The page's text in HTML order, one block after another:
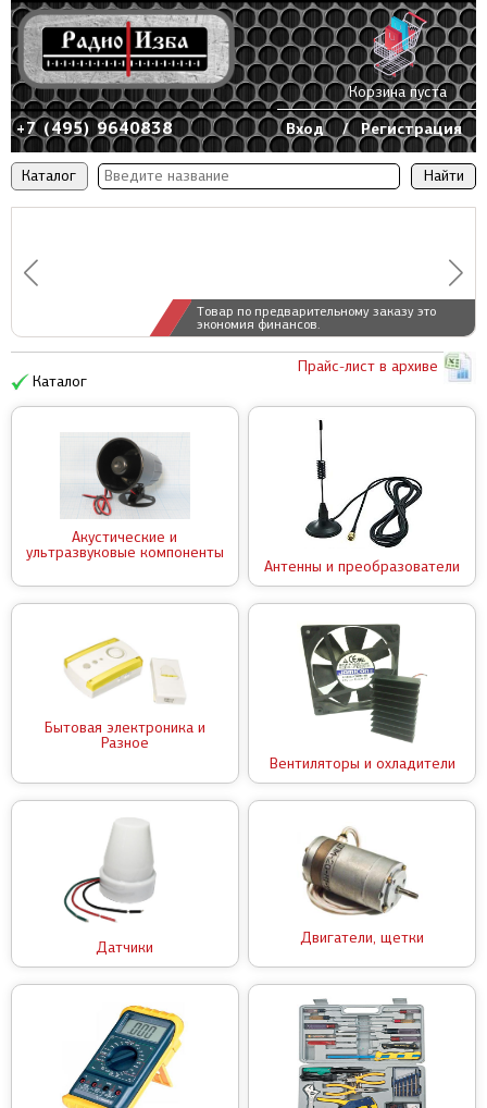
Каталог
Товар по предварительному заказу это
экономия финансов.
+7 (495) 9640838 Вход / Регистрация
Корзина пуста
Каталог
Прайс-лист в архиве
Акустические и
ультразвуковые компоненты
Антенны и преобразователи
Бытовая электроника и
Разное
Вентиляторы и охладители
Датчики
Двигатели, щетки